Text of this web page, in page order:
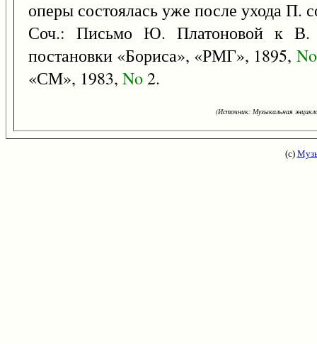
оперы состоялась уже после ухода П.
Соч.: Письмо Ю. Платоновой к В.
постановки «Бориса», «РМГ», 1895, No
«СМ», 1983, No2.
(Источник: Музыкальная
(с)